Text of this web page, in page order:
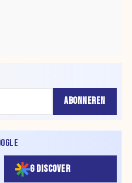
ABONNEREN
G DISCOVER